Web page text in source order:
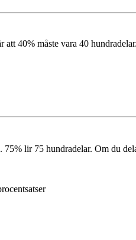
att 40% måste vara 40
75% lir 75 hundradelar. Om du